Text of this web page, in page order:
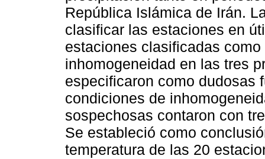
República Islámica de Irán.
clasificar las estaciones en
estaciones clasificadas
inhomogeneidad en las tres
especificaron como dudosas
condiciones de
sospechosas contaron con
Se estableció como
temperatura de las 20